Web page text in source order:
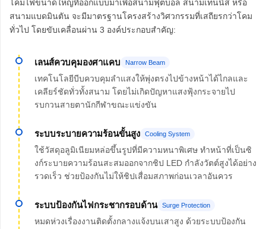
โคมไฟขนาดใหญ่ที่ออกแบบมาเพื่อสนามฟุตบอล สนามเทนนิส หรือ
สนามแบดมินตัน จะมีมาตรฐานโครงสร้างวิศวกรรมที่เสถียรกว่าโคม
ทั่วไป โดยขับเคลื่อนผ่าน 3 องค์ประกอบสำคัญ:
เลนส์ควบคุมองศาแคบ Narrow Beam
เทคโนโลยีบีบควบคุมลำแสงให้พุ่งตรงไปข้างหน้าได้ไกลและ
เคลียร์ชัดทั่วทั้งสนาม โดยไม่เกิดปัญหาแสงฟุ้งกระจายไป
รบกวนสายตานักกีฬาขณะแข่งขัน
ระบบระบายความร้อนขั้นสูง Cooling System
ใช้วัสดุอลูมิเนียมหล่อขึ้นรูปที่มีความหนาพิเศษ ทำหน้าที่เป็นซิ
งก์ระบายความร้อนสะสมออกจากชิป LED กำลังวัตต์สูงได้อย่าง
รวดเร็ว ช่วยป้องกันไม่ให้ชิปเสื่อมสภาพก่อนเวลาอันควร
ระบบป้องกันไฟกระชากรอบด้าน Surge Protection
หมดห่วงเรื่องงานติดตั้งกลางแจ้งบนเสาสูง ด้วยระบบป้องกัน